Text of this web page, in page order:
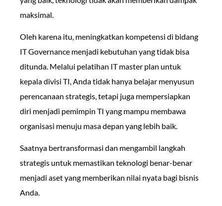
maksimal.
Oleh karena itu, meningkatkan kompetensi di bidang
IT Governance menjadi kebutuhan yang tidak bisa
ditunda. Melalui pelatihan IT master plan untuk
kepala divisi TI, Anda tidak hanya belajar menyusun
perencanaan strategis, tetapi juga mempersiapkan
diri menjadi pemimpin TI yang mampu membawa
organisasi menuju masa depan yang lebih baik.
Saatnya bertransformasi dan mengambil langkah
strategis untuk memastikan teknologi benar-benar
menjadi aset yang memberikan nilai nyata bagi bisnis
Anda.